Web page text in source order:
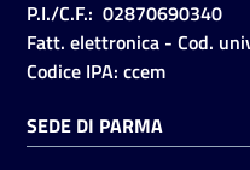
Seguici
su
P.I./C.F.: 02870690340
Fatt. elettronica - Cod.
Codice IPA: ccem
SEDE DI PARMA